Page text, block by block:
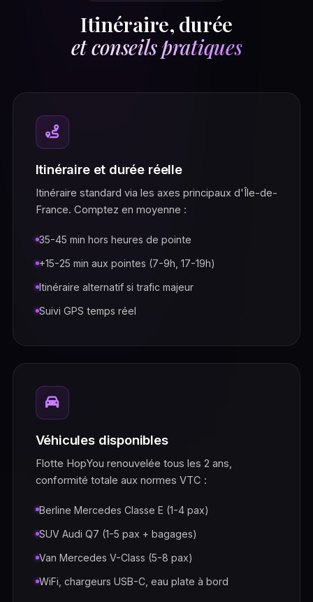
Itinéraire, durée
et conseils pratiques
Itinéraire et durée réelle
Itinéraire standard via les axes principaux d'Île-de-
France. Comptez en moyenne :
35-45 min hors heures de pointe
+15-25 min aux pointes (7-9h, 17-19h)
Itinéraire alternatif si trafic majeur
Suivi GPS temps réel
Véhicules disponibles
Flotte HopYou renouvelée tous les 2 ans,
conformité totale aux normes VTC :
Berline Mercedes Classe E (1-4 pax)
SUV Audi Q7 (1-5 pax + bagages)
Van Mercedes V-Class (5-8 pax)
WiFi, chargeurs USB-C, eau plate à bord